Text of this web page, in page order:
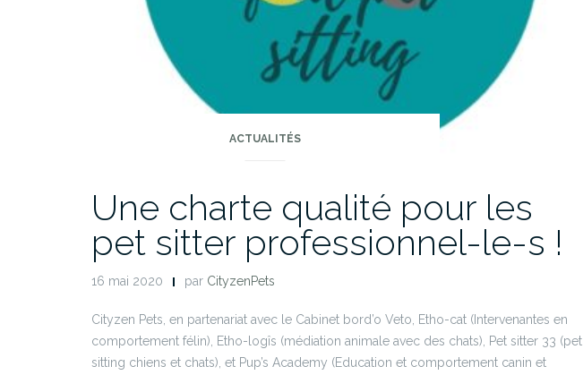
ACTUALITÉS
Une charte qualité pour les
pet sitter professionnel-le-s !
16 mai 2020 par CityzenPets
Cityzen Pets, en partenariat avec le Cabinet bord’o Veto, Etho-cat (Intervenantes en
comportement félin), Etho-logîs (médiation animale avec des chats), Pet sitter 33 (pet
sitting chiens et chats), et Pup’s Academy (Education et comportement canin et